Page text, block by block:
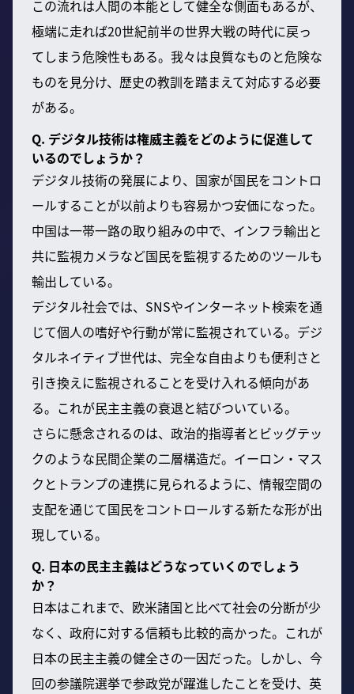
この流れは人間の本能として健全な側面もあるが、
極端に走れば20世紀前半の世界大戦の時代に戻っ
てしまう危険性もある。我々は良質なものと危険な
ものを見分け、歴史の教訓を踏まえて対応する必要
がある。
Q. デジタル技術は権威主義をどのように促進して
いるのでしょうか？
デジタル技術の発展により、国家が国民をコントロ
ールすることが以前よりも容易かつ安価になった。
中国は一帯一路の取り組みの中で、インフラ輸出と
共に監視カメラなど国民を監視するためのツールも
輸出している。
デジタル社会では、SNSやインターネット検索を通
じて個人の嗜好や行動が常に監視されている。デジ
タルネイティブ世代は、完全な自由よりも便利さと
引き換えに監視されることを受け入れる傾向があ
る。これが民主主義の衰退と結びついている。
さらに懸念されるのは、政治的指導者とビッグテッ
クのような民間企業の二層構造だ。イーロン・マス
クとトランプの連携に見られるように、情報空間の
支配を通じて国民をコントロールする新たな形が出
現している。
Q. 日本の民主主義はどうなっていくのでしょう
か？
日本はこれまで、欧米諸国と比べて社会の分断が少
なく、政府に対する信頼も比較的高かった。これが
日本の民主主義の健全さの一因だった。しかし、今
回の参議院選挙で参政党が躍進したことを受け、英